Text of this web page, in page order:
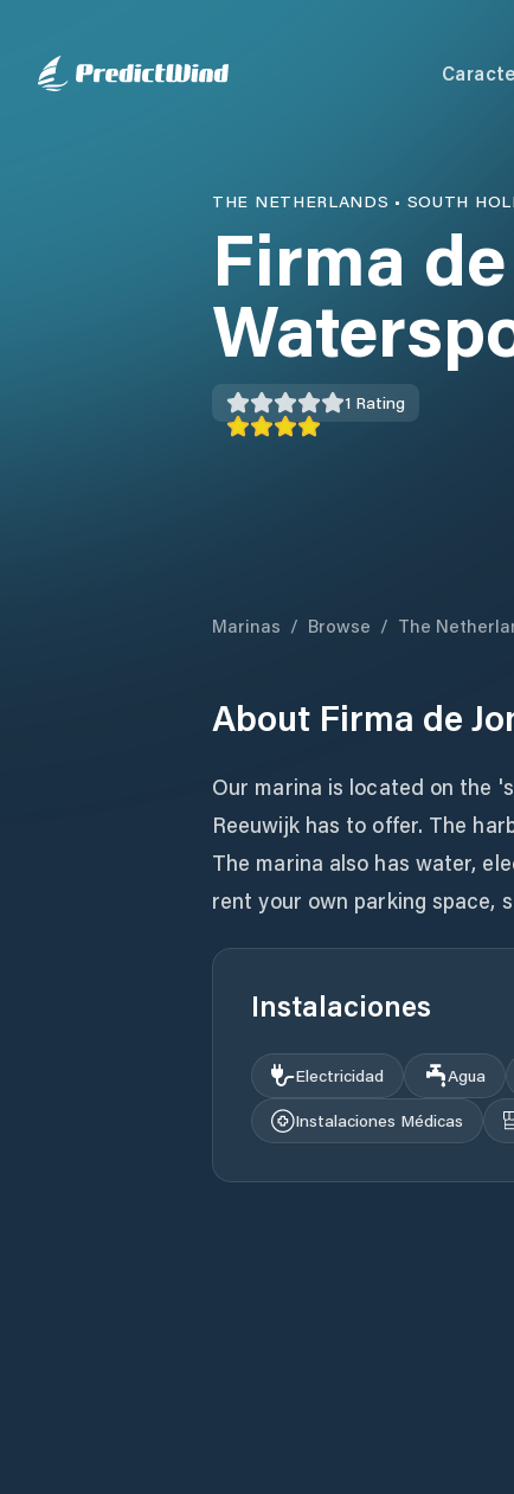
THE NETHERLANDS • SOUTH
Firma
1 Rating
Marinas / Browse / The
About Firma de
Our marina is located on the
Reeuwijk has to offer. The
The marina also has water,
rent your own parking space,
Instalaciones
Electricidad Agua
Instalaciones Médicas